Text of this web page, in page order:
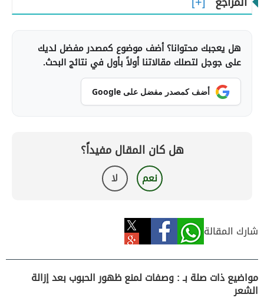
هل يعجبك محتوانا؟ أضف موضوع كمصدر مفضل لديك
على جوجل لتصلك مقالاتنا أولاً بأول في نتائج البحث.
أضف كمصدر مفضل على Google
هل كان المقال مفيداً؟
نعم لا
شارك المقالة
مواضيع ذات صلة بـ : وصفات لمنع ظهور الحبوب بعد إزالة
الشعر